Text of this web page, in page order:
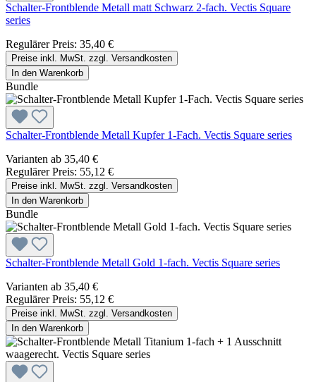
Schalter-Frontblende Metall matt Schwarz 2-fach. Vectis Square
series
Regulärer Preis: 35,40 €
Preise inkl. MwSt. zzgl. Versandkosten
In den Warenkorb
Bundle
Schalter-Frontblende Metall Kupfer 1-Fach. Vectis Square series
Varianten ab 35,40 €
Regulärer Preis: 55,12 €
Preise inkl. MwSt. zzgl. Versandkosten
In den Warenkorb
Bundle
Schalter-Frontblende Metall Gold 1-fach. Vectis Square series
Varianten ab 35,40 €
Regulärer Preis: 55,12 €
Preise inkl. MwSt. zzgl. Versandkosten
In den Warenkorb